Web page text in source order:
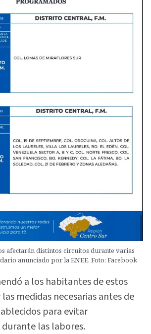
afectarán distintos circuitos durante varias
anunciado por la ENEE. Foto: Facebook
a los habitantes de estos
medidas necesarias antes de
para evitar
las labores.